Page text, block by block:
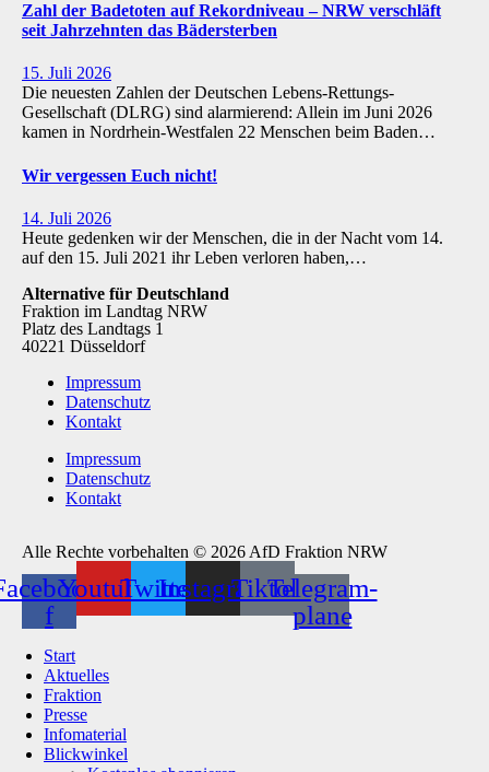
Zahl der Badetoten auf Rekordniveau – NRW verschläft
seit Jahrzehnten das Bädersterben
15. Juli 2026
Die neuesten Zahlen der Deutschen Lebens-Rettungs-
Gesellschaft (DLRG) sind alarmierend: Allein im Juni 2026
kamen in Nordrhein-Westfalen 22 Menschen beim Baden…
Wir vergessen Euch nicht!
14. Juli 2026
Heute gedenken wir der Menschen, die in der Nacht vom 14.
auf den 15. Juli 2021 ihr Leben verloren haben,…
Alternative für Deutschland
Fraktion im Landtag NRW
Platz des Landtags 1
40221 Düsseldorf
Impressum
Datenschutz
Kontakt
Impressum
Datenschutz
Kontakt
Alle Rechte vorbehalten © 2026 AfD Fraktion NRW
f
YoutubeTwitterInstagramTiktokTelegram-
plane
Start
Aktuelles
Fraktion
Presse
Infomaterial
Blickwinkel